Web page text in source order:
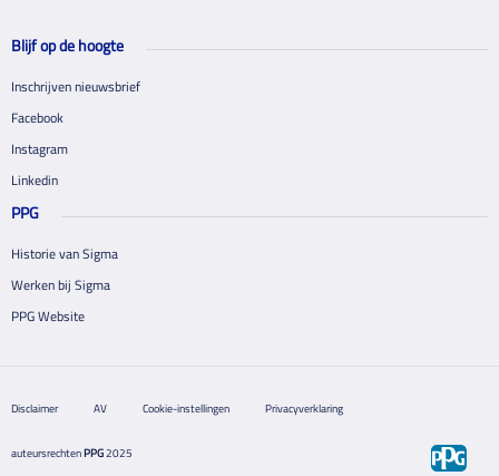
Blijf op de hoogte
Inschrijven nieuwsbrief
Facebook
Instagram
Linkedin
PPG
Historie van Sigma
Werken bij Sigma
PPG Website
Disclaimer AV Cookie-instellingen Privacyverklaring
auteursrechtenPPG2025